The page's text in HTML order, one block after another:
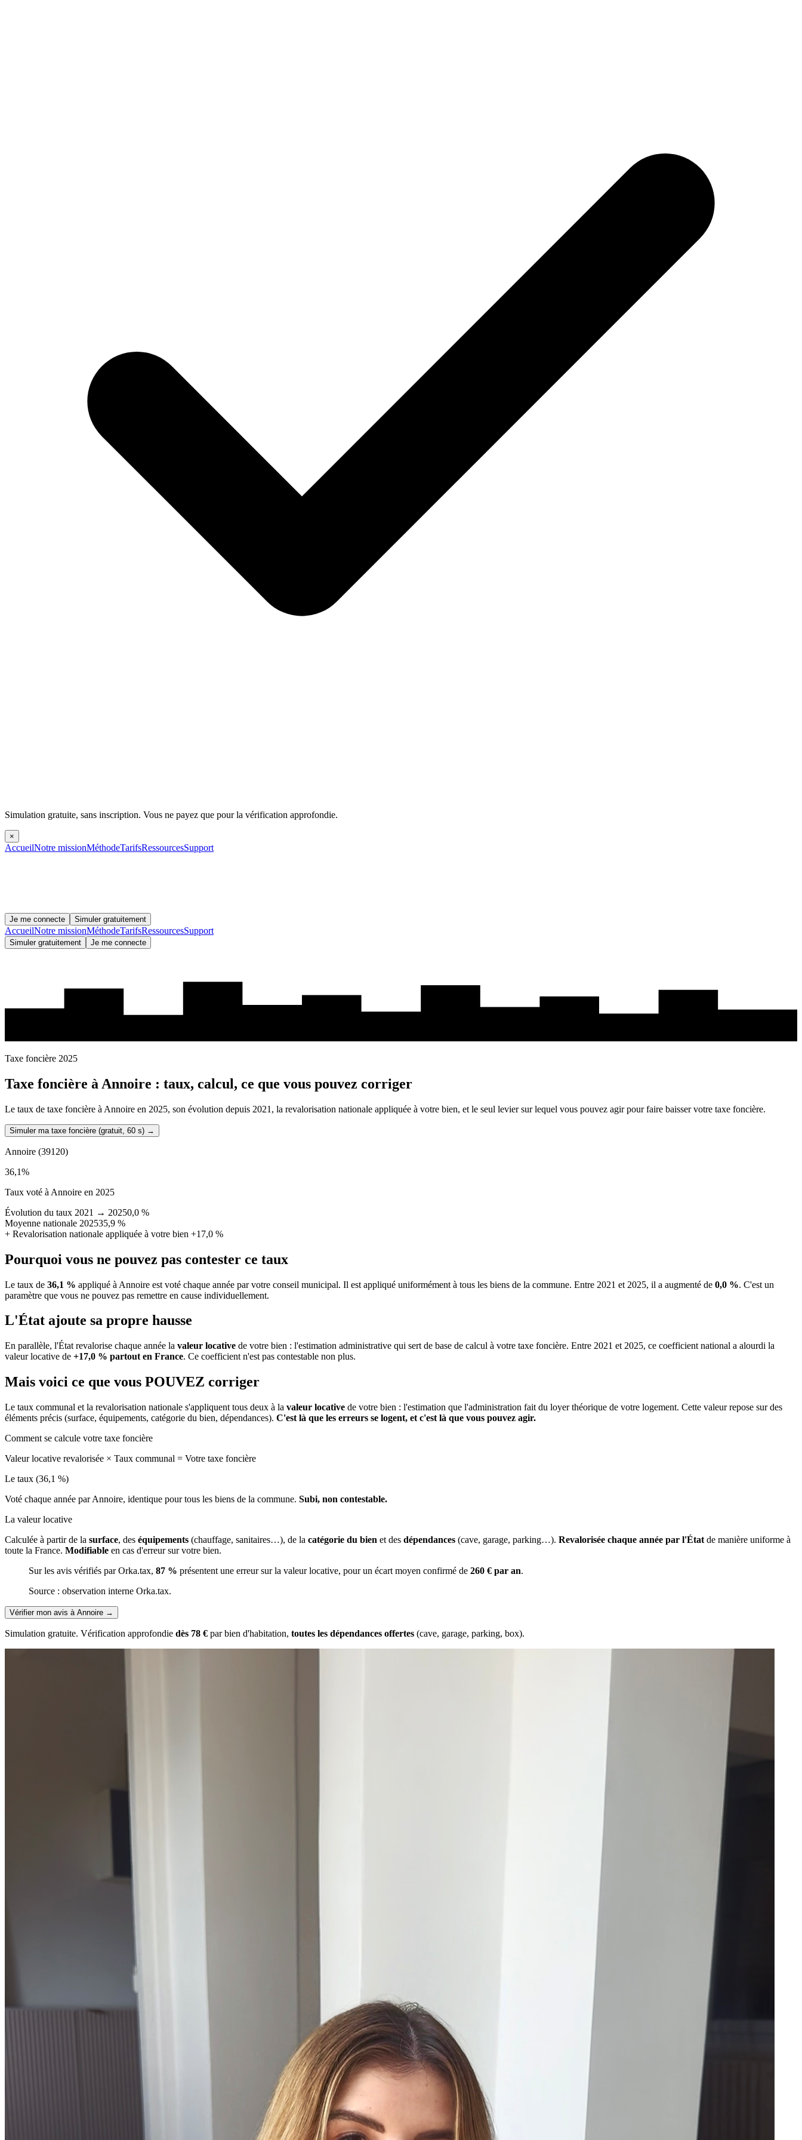
Simulation gratuite, sans inscription. Vous ne payez que pour la vérification approfondie.
×
AccueilNotre missionMéthodeTarifsRessourcesSupport
Je me connecte Simuler gratuitement
AccueilNotre missionMéthodeTarifsRessourcesSupport
Simuler gratuitement Je me connecte
Taxe foncière 2025
Taxe foncière à Annoire : taux, calcul, ce que vous pouvez corriger
Le taux de taxe foncière à Annoire en 2025, son évolution depuis 2021, la revalorisation nationale appliquée à votre bien, et le seul levier sur lequel vous pouvez agir pour faire baisser votre taxe foncière.
Simuler ma taxe foncière (gratuit, 60 s) →
Annoire (39120)
36,1%
Taux voté à Annoire en 2025
Évolution du taux 2021 → 20250,0 %
Moyenne nationale 202535,9 %
+ Revalorisation nationale appliquée à votre bien +17,0 %
Pourquoi vous ne pouvez pas contester ce taux
Le taux de 36,1 % appliqué à Annoire est voté chaque année par votre conseil municipal. Il est appliqué uniformément à tous les biens de la commune. Entre 2021 et 2025, il a augmenté de 0,0 %. C'est un
paramètre que vous ne pouvez pas remettre en cause individuellement.
L'État ajoute sa propre hausse
En parallèle, l'État revalorise chaque année la valeur locative de votre bien : l'estimation administrative qui sert de base de calcul à votre taxe foncière. Entre 2021 et 2025, ce coefficient national a alourdi la
valeur locative de +17,0 % partout en France. Ce coefficient n'est pas contestable non plus.
Mais voici ce que vous POUVEZ corriger
Le taux communal et la revalorisation nationale s'appliquent tous deux à la valeur locative de votre bien : l'estimation que l'administration fait du loyer théorique de votre logement. Cette valeur repose sur des
éléments précis (surface, équipements, catégorie du bien, dépendances). C'est là que les erreurs se logent, et c'est là que vous pouvez agir.
Comment se calcule votre taxe foncière
Valeur locative revalorisée × Taux communal = Votre taxe foncière
Le taux (36,1 %)
Voté chaque année par Annoire, identique pour tous les biens de la commune. Subi, non contestable.
La valeur locative
Calculée à partir de la surface, des équipements (chauffage, sanitaires…), de la catégorie du bien et des dépendances (cave, garage, parking…). Revalorisée chaque année par l'État de manière uniforme à
toute la France. Modifiable en cas d'erreur sur votre bien.
Sur les avis vérifiés par Orka.tax, 87 % présentent une erreur sur la valeur locative, pour un écart moyen confirmé de 260 € par an.
Source : observation interne Orka.tax.
Vérifier mon avis à Annoire →
Simulation gratuite. Vérification approfondie dès 78 € par bien d'habitation, toutes les dépendances offertes (cave, garage, parking, box).